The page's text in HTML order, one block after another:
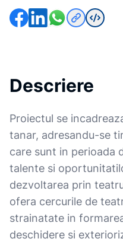
Descriere
Proiectul se
tanar, adresandu-se
care sunt in perioada
talente si
dezvoltarea prin
ofera cercurile de
strainatate in
deschidere si